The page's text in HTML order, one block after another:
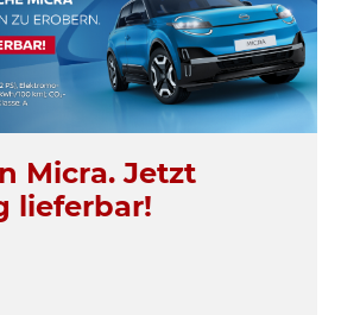
Micra. Jetzt
lieferbar!